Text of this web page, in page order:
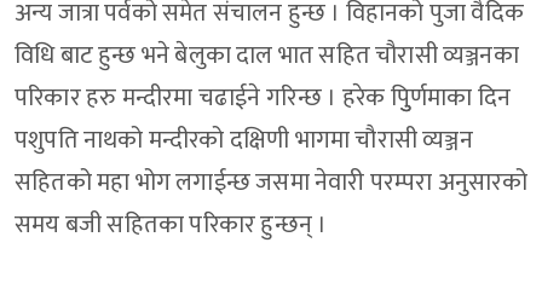
अन्य जात्रा पर्वको समेत संचालन हुन्छ । विहानको पुजा वैदिक
विधि बाट हुन्छ भने बेलुका दाल भात सहित चौरासी व्यञ्जनका
परिकार हरु मन्दीरमा चढाईने गरिन्छ । हरेक पुुिर्णमाका दिन
पशुपति नाथको मन्दीरको दक्षिणी भागमा चौरासी व्यञ्जन
सहितको महा भोग लगाईन्छ जसमा नेवारी परम्परा अनुसारको
समय बजी सहितका परिकार हुन्छन् ।